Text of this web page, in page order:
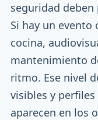
seguridad
Si hay un
cocina,
mantenimiento
ritmo. Ese nivel
visibles y
aparecen en los